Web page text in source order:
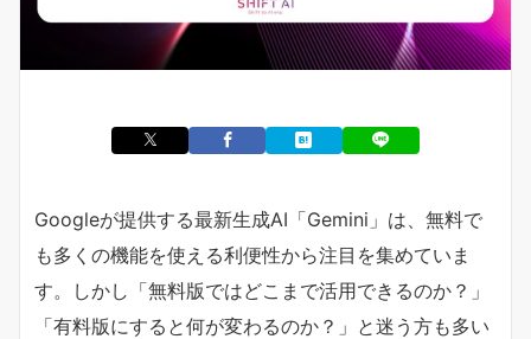
Googleが提供する最新生成AI「Gemini」は、無料で
も多くの機能を使える利便性から注目を集めていま
す。しかし「無料版ではどこまで活用できるのか？」
「有料版にすると何が変わるのか？」と迷う方も多い